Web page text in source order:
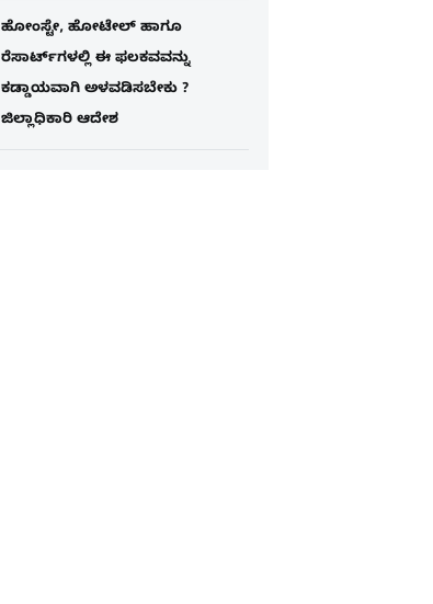
ಹೋಂಸ್ಟೇ, ಹೋಟೇಲ್ ಹಾಗೂ
ರೆಸಾರ್ಟ್‌ಗಳಲ್ಲಿ ಈ ಫಲಕವವನ್ನು
ಕಡ್ಡಾಯವಾಗಿ ಅಳವಡಿಸಬೇಕು ?
ಜಿಲ್ಲಾಧಿಕಾರಿ ಆದೇಶ